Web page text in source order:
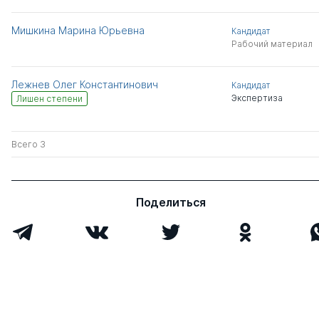
Мишкина Марина Юрьевна
Кандидат
Рабочий материал
Лежнев Олег Константинович
Лишен степени
Кандидат
Экспертиза
Всего 3
Поделиться